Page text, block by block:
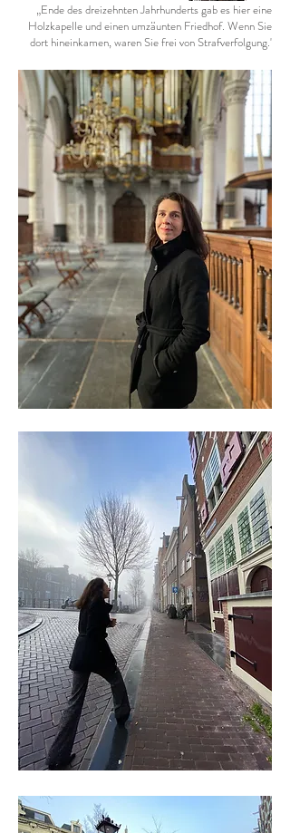
„Ende des dreizehnten Jahrhunderts gab es hier eine
Holzkapelle und einen umzäunten Friedhof. Wenn Sie
dort hineinkamen, waren Sie frei von Strafverfolgung.'